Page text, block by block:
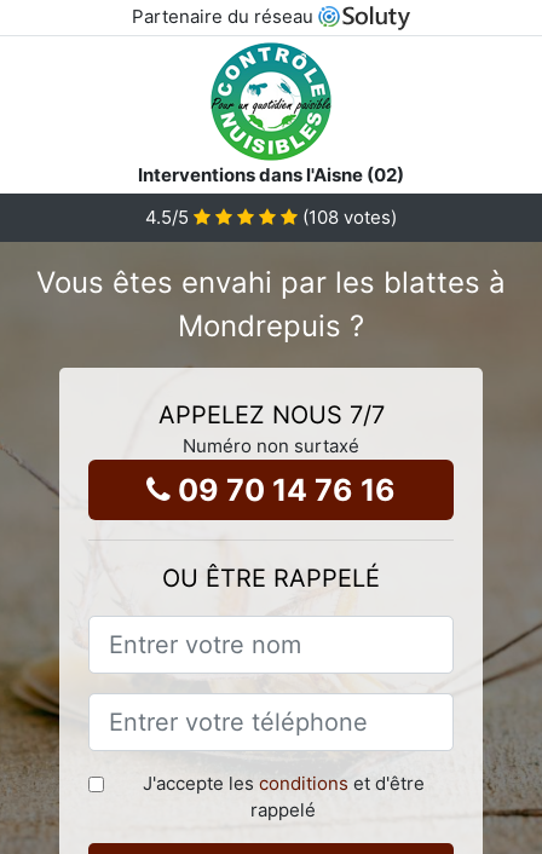
Partenaire du réseau
Interventions dans l'Aisne (02)
4.5/5 (108 votes)
Vous êtes envahi par les blattes à
Mondrepuis ?
APPELEZ NOUS 7/7
Numéro non surtaxé
09 70 14 76 16
OU ÊTRE RAPPELÉ
J'accepte les conditions et d'être
rappelé